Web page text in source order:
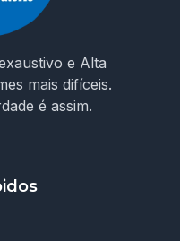
e Alta
mais difíceis.
é assim.